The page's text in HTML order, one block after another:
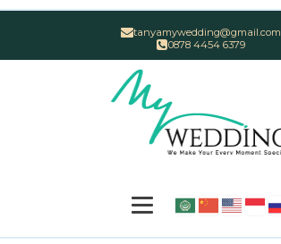
tanyamywedding@gmail.com
0878 4454 6379